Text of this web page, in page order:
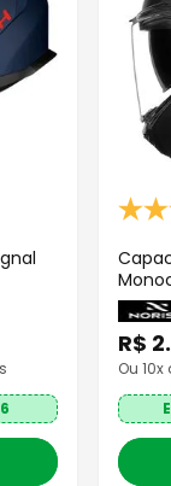
R$ 2.
Ou 10x